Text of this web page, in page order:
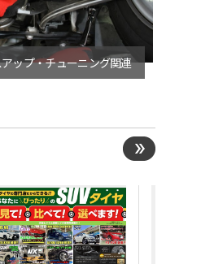
ップ・チューニング関連